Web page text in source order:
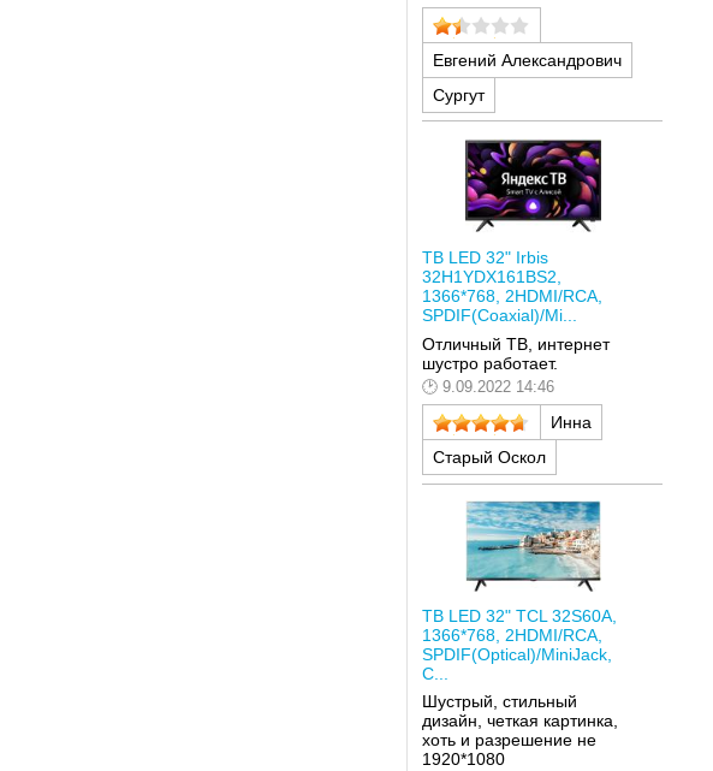
Евгений Александрович
Сургут
ТВ LED 32" Irbis
32H1YDX161BS2,
1366*768, 2HDMI/RCA,
SPDIF(Coaxial)/Mi...
Отличный ТВ, интернет
шустро работает.
9.09.2022 14:46
Инна
Старый Оскол
ТВ LED 32" TCL 32S60A,
1366*768, 2HDMI/RCA,
SPDIF(Optical)/MiniJack,
C...
Шустрый, стильный
дизайн, четкая картинка,
хоть и разрешение не
1920*1080